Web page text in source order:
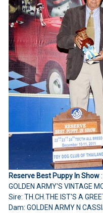
Reserve Best Puppy In Show
GOLDEN ARMY'S VINTAGE
Sire: TH.CH.THE IST'S A
Dam: GOLDEN ARMY N